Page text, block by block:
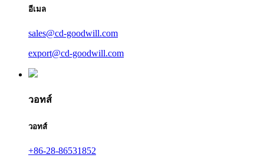
อีเมล
sales@cd-goodwill.com
export@cd-goodwill.com
วอทส์
วอทส์
+86-28-86531852